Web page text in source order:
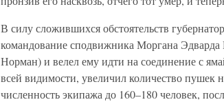
В силу сложившихся обстоятельств
командование сподвижника Моргана
Норман) и велел ему идти на соединение с
всей видимости, увеличил количество пушек
численность экипажа до 160–180 человек,